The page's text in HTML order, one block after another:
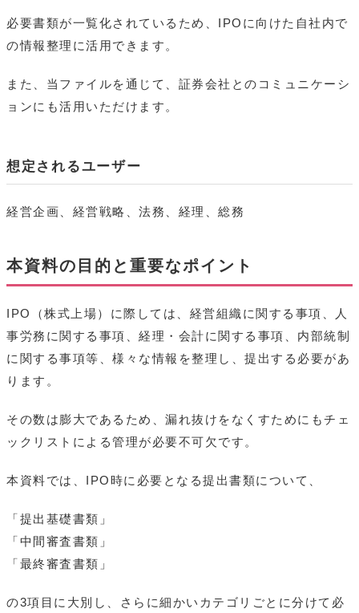
必要書類が一覧化されているため、IPOに向けた自社内で
の情報整理に活用できます。
また、当ファイルを通じて、証券会社とのコミュニケーシ
ョンにも活用いただけます。
想定されるユーザー
経営企画、経営戦略、法務、経理、総務
本資料の目的と重要なポイント
IPO（株式上場）に際しては、経営組織に関する事項、人
事労務に関する事項、経理・会計に関する事項、内部統制
に関する事項等、様々な情報を整理し、提出する必要があ
ります。
その数は膨大であるため、漏れ抜けをなくすためにもチェ
ックリストによる管理が必要不可欠です。
本資料では、IPO時に必要となる提出書類について、
「提出基礎書類」
「中間審査書類」
「最終審査書類」
の3項目に大別し、さらに細かいカテゴリごとに分けて必